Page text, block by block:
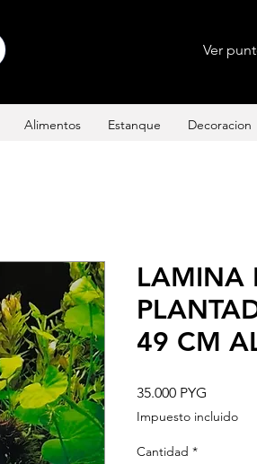
Ver
Alimentos Estanque Decoracion
LAMINA
49 CM
35.000 PYG
Impuesto incluido
Cantidad *